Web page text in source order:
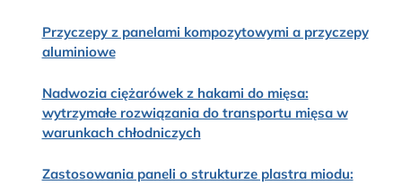
Przyczepy z panelami kompozytowymi a przyczepy
aluminiowe
Nadwozia ciężarówek z hakami do mięsa:
wytrzymałe rozwiązania do transportu mięsa w
warunkach chłodniczych
Zastosowania paneli o strukturze plastra miodu: